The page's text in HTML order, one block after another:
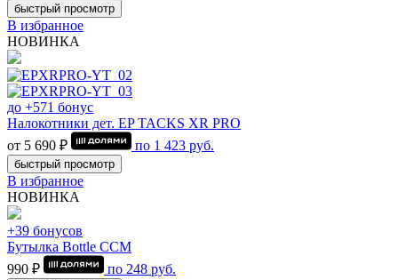
быстрый просмотр
В избранное
НОВИНКА
до +571 бонус
Налокотники дет. EP TACKS XR PRO
от 5 690 ₽
по 1 423 руб.
быстрый просмотр
В избранное
НОВИНКА
+39 бонусов
Бутылка Bottle CCM
990 ₽
по 248 руб.